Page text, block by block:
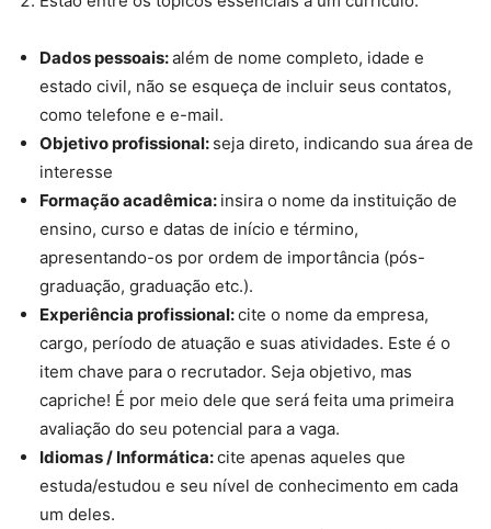
Dados pessoais:além de nome completo, idade e
estado civil, não se esqueça de incluir seus contatos,
como telefone e e-mail.
Objetivo profissional: seja direto, indicando sua área de
interesse
Formação acadêmica: insira o nome da instituição de
ensino, curso e datas de início e término,
apresentando-os por ordem de importância (pós-
graduação, graduação etc.).
Experiência profissional:cite o nome da empresa,
cargo, período de atuação e suas atividades. Este é o
item chave para o recrutador. Seja objetivo, mas
capriche! É por meio dele que será feita uma primeira
avaliação do seu potencial para a vaga.
Idiomas / Informática:cite apenas aqueles que
estuda/estudou e seu nível de conhecimento em cada
um deles.